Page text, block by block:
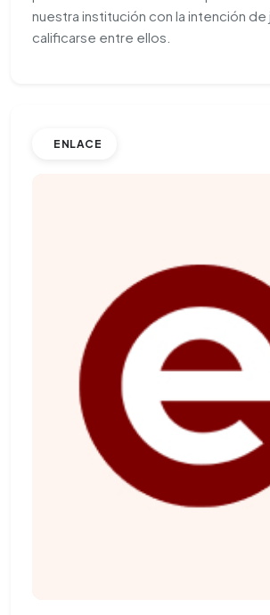
nuestra institución con la intención de
calificarse entre ellos.
ENLACE